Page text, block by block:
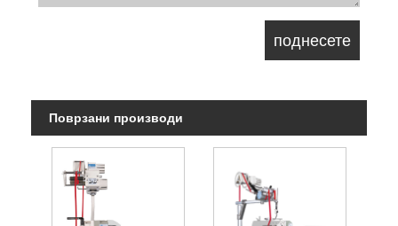
Поврзани производи